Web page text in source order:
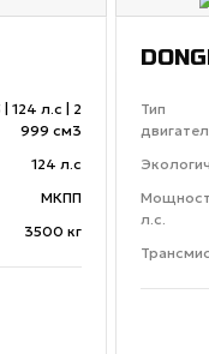
124 л.с | 2
999 см3
124 л.с
МКПП
3500 кг
Тип
л.с.